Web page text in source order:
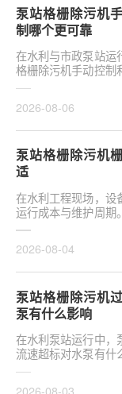
泵站格栅除污机
制哪个更可靠
在水利与市政泵站运
格栅除污机手动控制
靠，往往是项目决策
2026-08-06
泵站格栅除污机
适
在水利工程现场，设
运行成本与维护周期
机栅条间隙选多大合
2026-08-04
泵站格栅除污机
泵有什么影响
在水利泵站运行中，
流速超标对水泵有什
注的核心议题。当水
2026-08-03